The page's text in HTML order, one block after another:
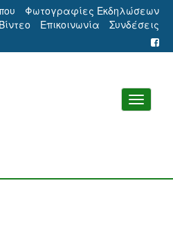
Φωτογραφίες Εκδηλώσεων
Βίντεο
Επικοινωνία Συνδέσεις